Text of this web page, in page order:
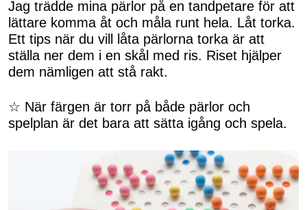
Jag trädde mina pärlor på en tandpetare för att
lättare komma åt och måla runt hela. Låt torka.
Ett tips när du vill låta pärlorna torka är att
ställa ner dem i en skål med ris. Riset hjälper
dem nämligen att stå rakt.
☆ När färgen är torr på både pärlor och
spelplan är det bara att sätta igång och spela.